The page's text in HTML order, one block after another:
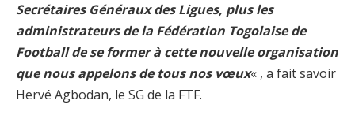
Secrétaires Généraux des Ligues, plus les
administrateurs de la Fédération Togolaise de
Football de se former à cette nouvelle organisation
que nous appelons de tous nos vœux« , a fait savoir
Hervé Agbodan, le SG de la FTF.